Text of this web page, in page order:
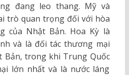
đang leo thang. Mỹ và
trò quan trọng đối với hòa
của Nhật Bản. Hoa Kỳ là
và là đối tác thương mại
Bản, trong khi Trung Quốc
lớn nhất và là nước láng